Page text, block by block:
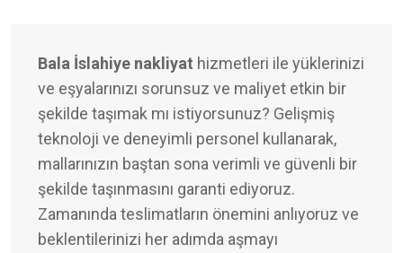
Bala İslahiye nakliyat hizmetleri ile yüklerinizi
ve eşyalarınızı sorunsuz ve maliyet etkin bir
şekilde taşımak mı istiyorsunuz? Gelişmiş
teknoloji ve deneyimli personel kullanarak,
mallarınızın baştan sona verimli ve güvenli bir
şekilde taşınmasını garanti ediyoruz.
Zamanında teslimatların önemini anlıyoruz ve
beklentilerinizi her adımda aşmayı